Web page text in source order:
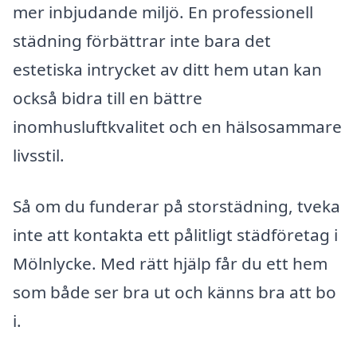
mer inbjudande miljö. En professionell
städning förbättrar inte bara det
estetiska intrycket av ditt hem utan kan
också bidra till en bättre
inomhusluftkvalitet och en hälsosammare
livsstil.
Så om du funderar på storstädning, tveka
inte att kontakta ett pålitligt städföretag i
Mölnlycke. Med rätt hjälp får du ett hem
som både ser bra ut och känns bra att bo
i.